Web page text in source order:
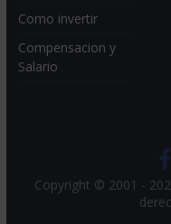
Como invertir
Compensacion y
Salario
Copyright © 2001 -